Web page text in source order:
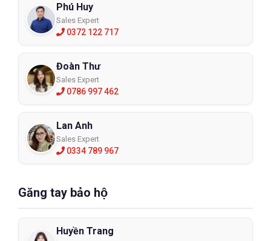
Phú Huy
Sales Expert
0372 122 717
Đoàn Thư
Sales Expert
0786 997 462
Lan Anh
Sales Expert
0334 789 967
Găng tay bảo hộ
Huyền Trang